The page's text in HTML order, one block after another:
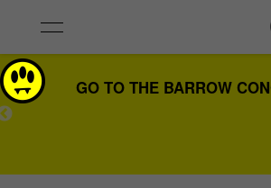
GO TO THE BARROW